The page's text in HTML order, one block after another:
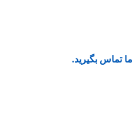
تماس بگیرید.